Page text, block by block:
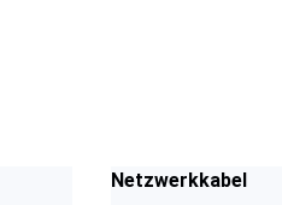
Netzwerkkabel